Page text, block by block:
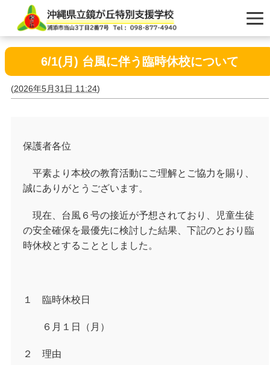
6/1(月) 台風に伴う臨時休校について
(2026年5月31日 11:24)
保護者各位
平素より本校の教育活動にご理解とご協力を賜り、
誠にありがとうございます。
現在、台風６号の接近が予想されており、児童生徒
の安全確保を最優先に検討した結果、下記のとおり臨
時休校とすることとしました。
１ 臨時休校日
６月１日（月）
２ 理由